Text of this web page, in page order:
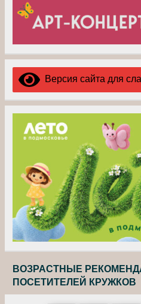
Версия сайта для
ВОЗРАСТНЫЕ
ПОСЕТИТЕЛЕЙ КРУЖКОВ